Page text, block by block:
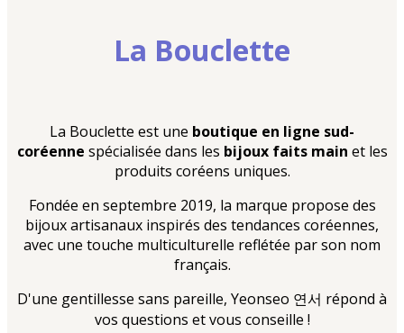
La Bouclette
La Bouclette est une boutique en ligne sud-
coréenne spécialisée dans les bijoux faits main et les
produits coréens uniques.
Fondée en septembre 2019, la marque propose des
bijoux artisanaux inspirés des tendances coréennes,
avec une touche multiculturelle reflétée par son nom
français.
D'une gentillesse sans pareille, Yeonseo 연서 répond à
vos questions et vous conseille !